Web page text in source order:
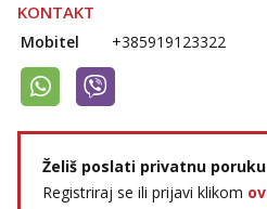
KONTAKT
Mobitel +385919123322
Želiš poslati privatnu
Registriraj se ili prijavi klikom